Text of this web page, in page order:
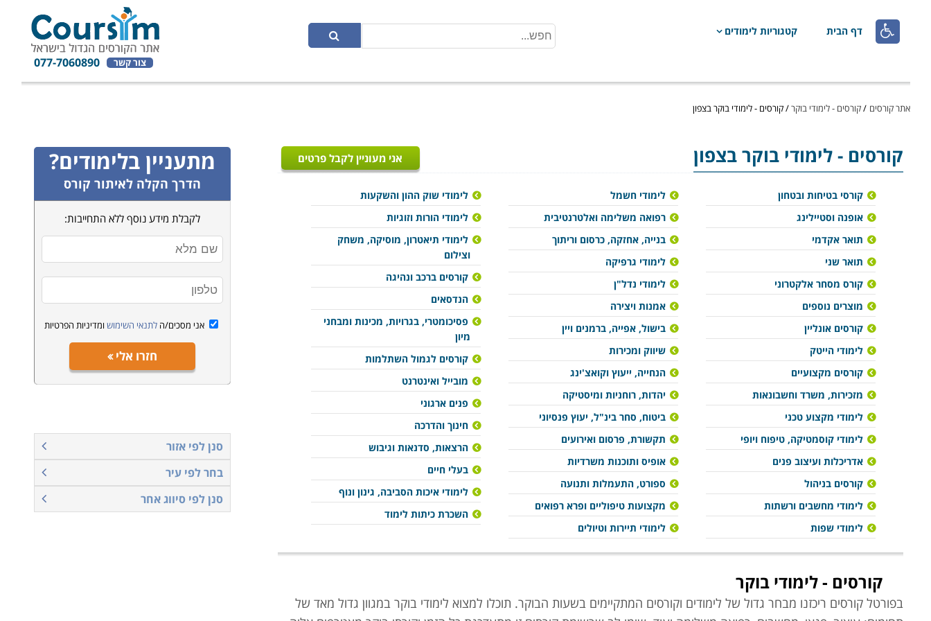
 דף הבית קטגוריות לימודים
צור קשר 077-7060890
אתר קורסים /קורסים - לימודי בוקר/קורסים - לימודי בוקר בצפון
קורסים - לימודי בוקר בצפון אני מעוניין לקבל פרטים
קורסי בטיחות ובטחון
אופנה וסטיילינג
תואר אקדמי
תואר שני
קורס מסחר אלקטרוני
מוצרים נוספים
קורסים אונליין
לימודי הייטק
קורסים מקצועיים
מזכירות, משרד וחשבונאות
לימודי מקצוע טכני
לימודי קוסמטיקה, טיפוח ויופי
אדריכלות ועיצוב פנים
קורסים בניהול
לימודי מחשבים ורשתות
לימודי שפות
לימודי חשמל
רפואה משלימה ואלטרנטיבית
בנייה, אחזקה, כרסום וריתוך
לימודי גרפיקה
לימודי נדל"ן
אמנות ויצירה
בישול, אפייה, ברמנים ויין
שיווק ומכירות
הנחייה, ייעוץ וקואצ'ינג
יהדות, רוחניות ומיסטיקה
ביטוח, סחר בינ"ל, יעוץ פנסיוני
תקשורת, פרסום ואירועים
אופיס ותוכנות משרדיות
ספורט, התעמלות ותנועה
מקצועות טיפוליים ופרא רפואים
לימודי תיירות וטיולים
לימודי שוק ההון והשקעות
לימודי הורות וזוגיות
לימודי תיאטרון, מוסיקה, משחק
וצילום
קורסים ברכב ונהיגה
הנדסאים
פסיכומטרי, בגרויות, מכינות ומבחני
מיון
קורסים לגמול השתלמות
מובייל ואינטרנט
פנים ארגוני
חינוך והדרכה
הרצאות, סדנאות וגיבוש
בעלי חיים
לימודי איכות הסביבה, גינון ונוף
השכרת כיתות לימוד
קורסים - לימודי בוקר
בפורטל קורסים ריכזנו מבחר גדול של לימודים וקורסים המתקיימים בשעות הבוקר. תוכלו למצוא לימודי בוקר במגוון גדול מאד של
מתעניין בלימודים?
הדרך הקלה לאיתור קורס
לקבלת מידע נוסף ללא התחייבות:
אני מסכים/הלתנאי השימוש ומדיניות הפרטיות
חזרו אלי
סנן לפי אזור
בחר לפי עיר
סנן לפי סיווג אחר